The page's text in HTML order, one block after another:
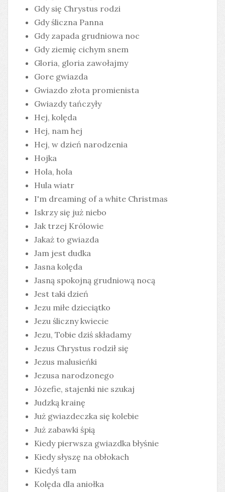
Gdy się Chrystus rodzi
Gdy śliczna Panna
Gdy zapada grudniowa noc
Gdy ziemię cichym snem
Gloria, gloria zawołajmy
Gore gwiazda
Gwiazdo złota promienista
Gwiazdy tańczyły
Hej, kolęda
Hej, nam hej
Hej, w dzień narodzenia
Hojka
Hola, hola
Hula wiatr
I'm dreaming of a white Christmas
Iskrzy się już niebo
Jak trzej Królowie
Jakaż to gwiazda
Jam jest dudka
Jasna kolęda
Jasną spokojną grudniową nocą
Jest taki dzień
Jezu miłe dzieciątko
Jezu śliczny kwiecie
Jezu, Tobie dziś składamy
Jezus Chrystus rodził się
Jezus malusieńki
Jezusa narodzonego
Józefie, stajenki nie szukaj
Judzką krainę
Już gwiazdeczka się kolebie
Już zabawki śpią
Kiedy pierwsza gwiazdka błyśnie
Kiedy słyszę na obłokach
Kiedyś tam
Kolęda dla aniołka